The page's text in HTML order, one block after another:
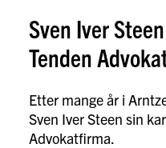
Sven Iver
Tenden
Etter mange år i
Sven Iver Steen sin
Advokatfirma.